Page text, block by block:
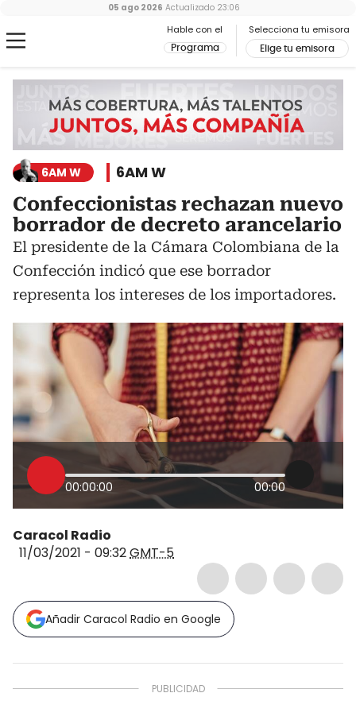
Hable con el
Programa
Selecciona tu emisora
Elige tu emisora
05 ago 2026 Actualizado 23:06
6AM W 6AM W
Confeccionistas rechazan nuevo
borrador de decreto arancelario
El presidente de la Cámara Colombiana de la
Confección indicó que ese borrador
representa los intereses de los importadores.
00:00:00 00:00
Caracol Radio
11/03/2021 - 09:32GMT-5
Añadir Caracol Radio en Google